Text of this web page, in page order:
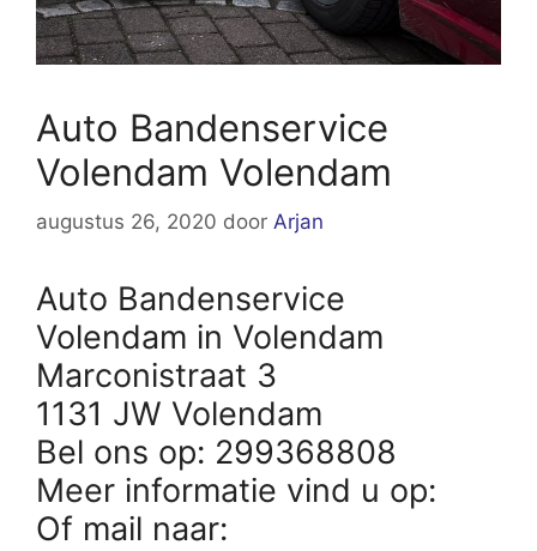
Auto Bandenservice
Volendam Volendam
augustus 26, 2020 door Arjan
Auto Bandenservice
Volendam in Volendam
Marconistraat 3
1131 JW Volendam
Bel ons op: 299368808
Meer informatie vind u op:
Of mail naar: